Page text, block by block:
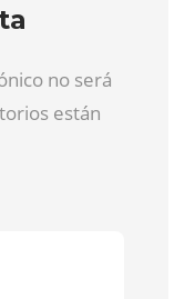
no será
están